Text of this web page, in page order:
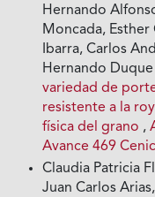
Hernando
Moncada,
Ibarra, Carlos
Hernando
variedad de
resistente a la
física del grano ,
Avance 469
Claudia Patricia
Juan Carlos